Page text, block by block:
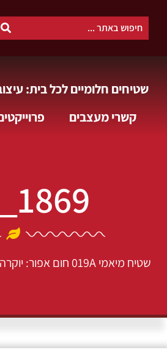
שטיחים חלומיים לכל בית:
קשרי מעצבים
שטיח מיאמי 019A חום אפור: יוקרה וסטייל לכל חדר